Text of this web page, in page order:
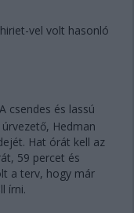
vel volt hasonló
csendes és lassú
Hedman
Hat órát kell az
59 percet és
a terv, hogy már
írni.